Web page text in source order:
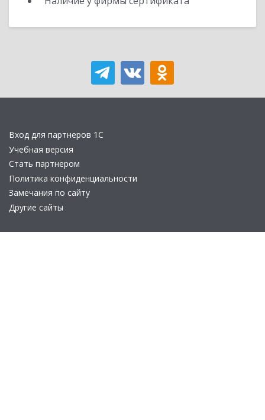
Вход для партнеров 1С
Учебная версия
Стать партнером
Политика конфиденциальности
Замечания по сайту
Другие сайты